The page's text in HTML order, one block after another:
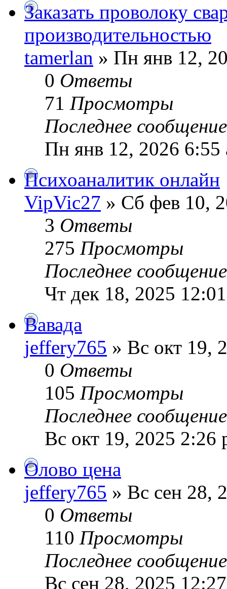
Заказать проволоку
производительностью
tamerlan » Пн янв 12,
0 Ответы
71 Просмотры
Последнее
Пн янв 12, 2026 6:55
Психоаналитик онлайн
VipVic27 » Сб фев 10,
3 Ответы
275 Просмотры
Последнее
Чт дек 18, 2025
Вавада
jeffery765 » Вс окт 19,
0 Ответы
105 Просмотры
Последнее
Вс окт 19, 2025 2:26
Олово цена
jeffery765 » Вс сен 28,
0 Ответы
110 Просмотры
Последнее
Вс сен 28, 2025